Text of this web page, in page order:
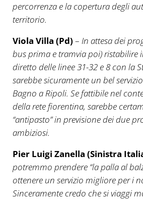
percorrenza e la copertura degli
territorio.
Viola Villa (Pd) – In attesa dei
bus prima e tramvia poi) ristabilire
diretto delle linee 31-32 e 8 con la
sarebbe sicuramente un bel
Bagno a Ripoli. Se fattibile nel
della rete fiorentina, sarebbe
“antipasto” in previsione dei due
ambiziosi.
Pier Luigi Zanella (Sinistra
potremmo prendere “la palla al
ottenere un servizio migliore per i
Sinceramente credo che si viaggi